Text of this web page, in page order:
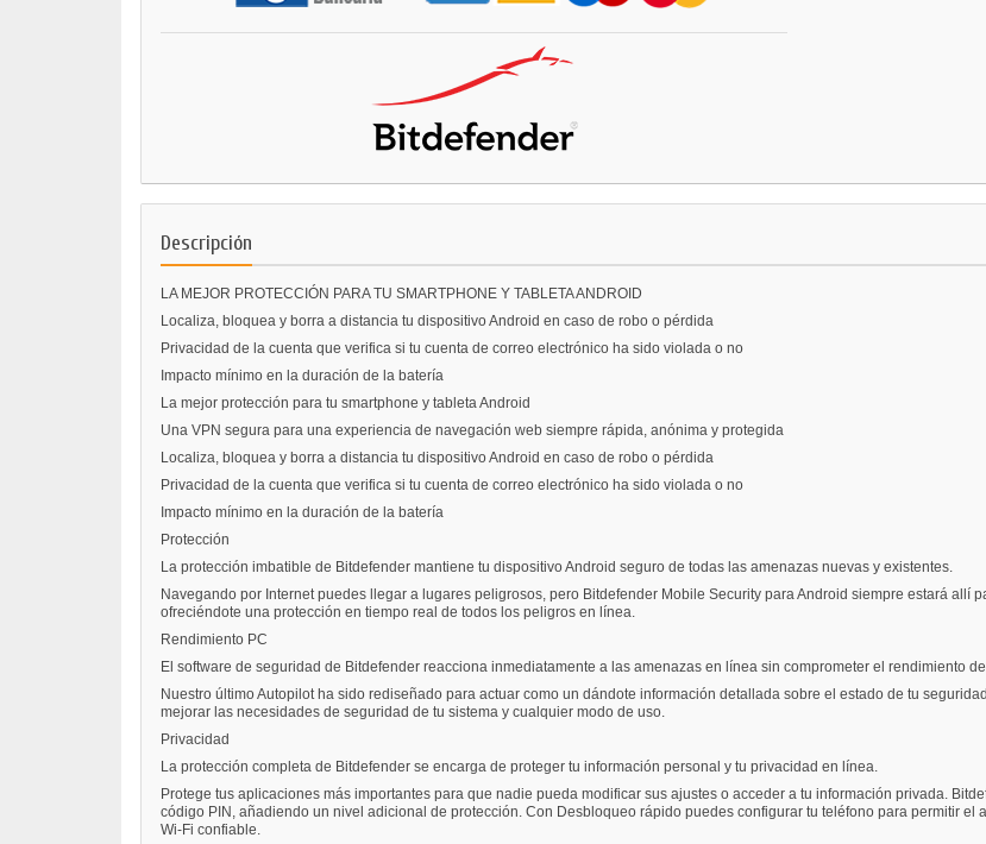
Descripción
LA MEJOR PROTECCIÓN PARA TU SMARTPHONE Y TABLETA ANDROID
Localiza, bloquea y borra a distancia tu dispositivo Android en caso de robo o pérdida
Privacidad de la cuenta que verifica si tu cuenta de correo electrónico ha sido violada o no
Impacto mínimo en la duración de la batería
La mejor protección para tu smartphone y tableta Android
Una VPN segura para una experiencia de navegación web siempre rápida, anónima y protegida
Localiza, bloquea y borra a distancia tu dispositivo Android en caso de robo o pérdida
Privacidad de la cuenta que verifica si tu cuenta de correo electrónico ha sido violada o no
Impacto mínimo en la duración de la batería
Protección
La protección imbatible de Bitdefender mantiene tu dispositivo Android seguro de todas las amenazas nuevas y existentes.
Navegando por Internet puedes llegar a lugares peligrosos, pero Bitdefender Mobile Security para Android siempre estará allí
ofreciéndote una protección en tiempo real de todos los peligros en línea.
Rendimiento PC
El software de seguridad de Bitdefender reacciona inmediatamente a las amenazas en línea sin comprometer el rendimiento
Nuestro último Autopilot ha sido rediseñado para actuar como un dándote información detallada sobre el estado de tu
mejorar las necesidades de seguridad de tu sistema y cualquier modo de uso.
Privacidad
La protección completa de Bitdefender se encarga de proteger tu información personal y tu privacidad en línea.
Protege tus aplicaciones más importantes para que nadie pueda modificar sus ajustes o acceder a tu información privada.
código PIN, añadiendo un nivel adicional de protección. Con Desbloqueo rápido puedes configurar tu teléfono para permitir el
Wi-Fi confiable.